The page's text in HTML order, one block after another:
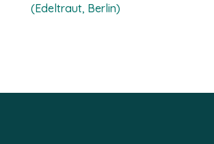
(Edeltraut, Berlin)